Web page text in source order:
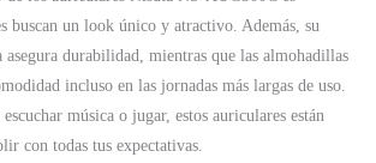
buscan un look único y atractivo. Además, su
asegura durabilidad, mientras que las almohadillas
incluso en las jornadas más largas de uso.
música o jugar, estos auriculares están
con todas tus expectativas.